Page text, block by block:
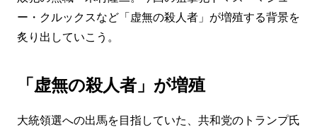
ー・クルックスなど「虚無の殺人者」が増殖する背景を
炙り出していこう。
「虚無の殺人者」が増殖
大統領選への出馬を目指していた、共和党のトランプ氏